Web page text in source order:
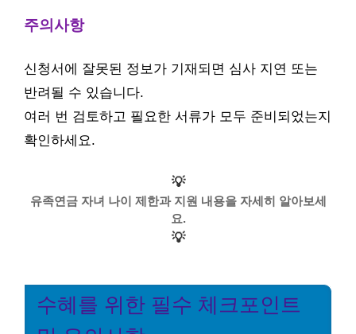
주의사항
신청서에 잘못된 정보가 기재되면 심사 지연 또는
반려될 수 있습니다.
여러 번 검토하고 필요한 서류가 모두 준비되었는지
확인하세요.
💡
유족연금 자녀 나이 제한과 지원 내용을 자세히 알아보세
요.
💡
수혜를 위한 필수 체크포인트